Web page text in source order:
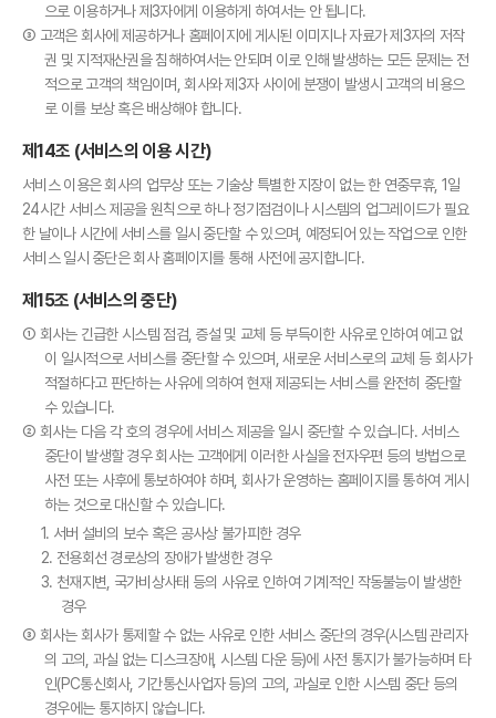
으로 이용하거나 제3자에게 이용하게 하여서는 안 됩니다.
③ 고객은 회사에 제공하거나 홈페이지에 게시된 이미지나 자료가 제3자의 저작
권 및 지적재산권을 침해하여서는 안되며 이로 인해 발생하는 모든 문제는 전
적으로 고객의 책임이며, 회사와 제3자 사이에 분쟁이 발생시 고객의 비용으
로 이를 보상 혹은 배상해야 합니다.
제14조 (서비스의 이용 시간)
서비스 이용은 회사의 업무상 또는 기술상 특별한 지장이 없는 한 연중무휴, 1일
24시간 서비스 제공을 원칙으로 하나 정기점검이나 시스템의 업그레이드가 필요
한 날이나 시간에 서비스를 일시 중단할 수 있으며, 예정되어 있는 작업으로 인한
서비스 일시 중단은 회사 홈페이지를 통해 사전에 공지합니다.
제15조 (서비스의 중단)
① 회사는 긴급한 시스템 점검, 증설 및 교체 등 부득이한 사유로 인하여 예고 없
이 일시적으로 서비스를 중단할 수 있으며, 새로운 서비스로의 교체 등 회사가
적절하다고 판단하는 사유에 의하여 현재 제공되는 서비스를 완전히 중단할
수 있습니다.
② 회사는 다음 각 호의 경우에 서비스 제공을 일시 중단할 수 있습니다. 서비스
중단이 발생할 경우 회사는 고객에게 이러한 사실을 전자우편 등의 방법으로
사전 또는 사후에 통보하여야 하며, 회사가 운영하는 홈페이지를 통하여 게시
하는 것으로 대신할 수 있습니다.
1. 서버 설비의 보수 혹은 공사상 불가피한 경우
2. 전용회선 경로상의 장애가 발생한 경우
3. 천재지변, 국가비상사태 등의 사유로 인하여 기계적인 작동불능이 발생한
경우
③ 회사는 회사가 통제할 수 없는 사유로 인한 서비스 중단의 경우(시스템 관리자
의 고의, 과실 없는 디스크장애, 시스템 다운 등)에 사전 통지가 불가능하며 타
인(PC통신회사, 기간통신사업자 등)의 고의, 과실로 인한 시스템 중단 등의
경우에는 통지하지 않습니다.